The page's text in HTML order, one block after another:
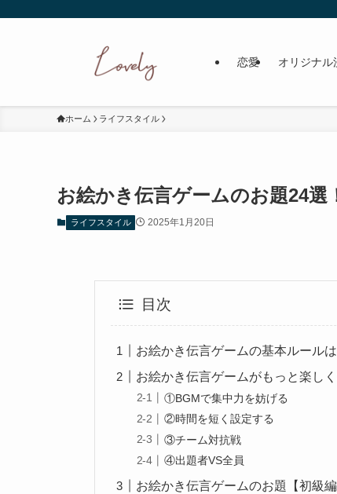
恋愛 オリジナル
ホーム ライフスタイル
お絵かき伝言ゲームのお題24
ライフスタイル 2025年1月20日
目次
お絵かき伝言ゲームの基本ルールは
お絵かき伝言ゲームがもっと楽しく
①BGMで集中力を妨げる
②時間を短く設定する
③チーム対抗戦
④出題者VS全員
お絵かき伝言ゲームのお題【初級編